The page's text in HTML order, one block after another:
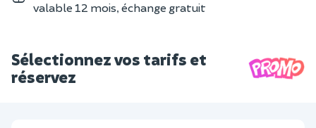
valable 12 mois, échange gratuit
Sélectionnez vos tarifs et
réservez